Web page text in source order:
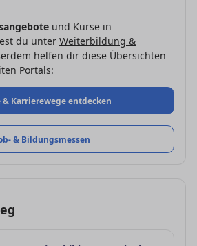
und Kurse in
du unter Weiterbildung &
helfen dir diese Übersichten
Portals:
& Karrierewege entdecken
& Bildungs­messen